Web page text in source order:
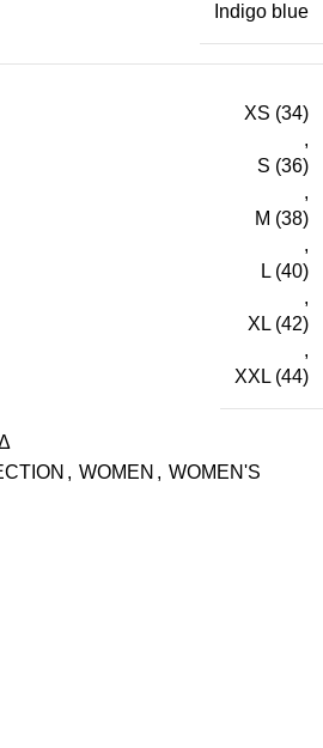
Indigo blue
XS (34)
,
S (36)
,
M (38)
,
L (40)
,
XL (42)
,
XXL (44)
, WOMEN , WOMEN'S